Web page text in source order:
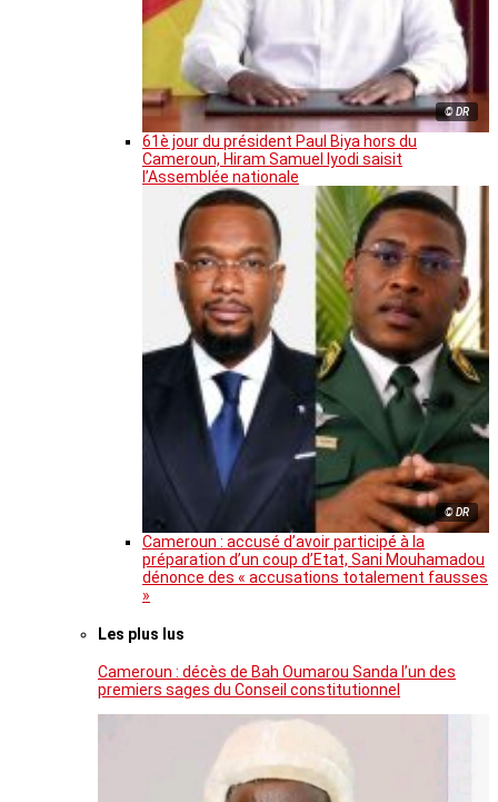
© DR
61è jour du président Paul Biya hors du
Cameroun, Hiram Samuel Iyodi saisit
l’Assemblée nationale
© DR
Cameroun : accusé d’avoir participé à la
préparation d’un coup d’Etat, Sani Mouhamadou
dénonce des « accusations totalement fausses
»
Les plus lus
Cameroun : décès de Bah Oumarou Sanda l’un des
premiers sages du Conseil constitutionnel